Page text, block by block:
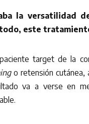
la versatilidad
este
target de la
o retensión cutánea,
va a verse en